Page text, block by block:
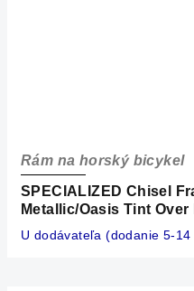
SPECIALIZED Chisel
Metallic/Oasis Tint
Rám na horský bicykel
U dodávateľa (dodanie 5-14